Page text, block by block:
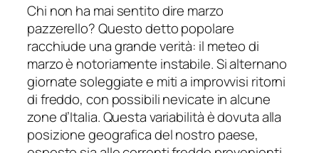
Chi non ha mai sentito dire marzo
pazzerello? Questo detto popolare
racchiude una grande verità: il meteo di
marzo è notoriamente instabile. Si alternano
giornate soleggiate e miti a improvvisi ritorni
di freddo, con possibili nevicate in alcune
zone d’Italia. Questa variabilità è dovuta alla
posizione geografica del nostro paese,